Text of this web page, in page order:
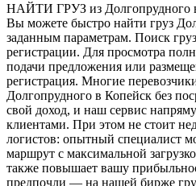
НАЙТИ ГРУЗ из Долгопрудного
Вы можете быстро найти груз
заданным параметрам. Поиск
регистрации. Для просмотра
подачи предложения или
регистрация. Многие
Долгопрудного в Копейск без
свой доход, и наш сервис
клиентами. При этом не стоит
логистов: опытный специалист
маршрут с максимальной
также повышает вашу
предпочли — на нашей бирже